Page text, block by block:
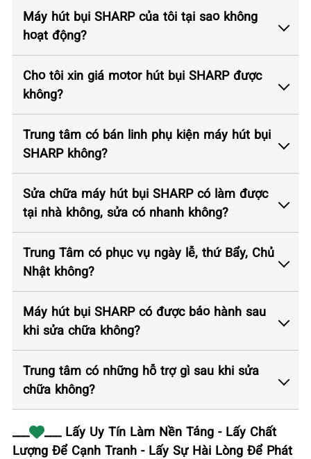
Máy hút bụi SHARP của tôi tại sao không
hoạt động?
Cho tôi xin giá motor hút bụi SHARP được
không?
Trung tâm có bán linh phụ kiện máy hút bụi
SHARP không?
Sửa chữa máy hút bụi SHARP có làm được
tại nhà không, sửa có nhanh không?
Trung Tâm có phục vụ ngày lễ, thứ Bẩy, Chủ
Nhật không?
Máy hút bụi SHARP có được bảo hành sau
khi sửa chữa không?
Trung tâm có những hỗ trợ gì sau khi sửa
chữa không?
___ Lấy Uy Tín Làm Nền Tảng - Lấy Chất
Lượng Để Cạnh Tranh - Lấy Sự Hài Lòng Để Phát